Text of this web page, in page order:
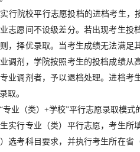
实行院校平行志愿投档的进档考生，
志愿间不设级差分。若出现考生投
，择优录取。当考生成绩无法满足
调剂，学院按照考生的投档成绩从
业调剂者，予以退档处理。进档考
取。
“专业（类）+学校”平行志愿录取模
实行专业（类）平行志愿，考生所
选考科目要求，并执行考生所在省